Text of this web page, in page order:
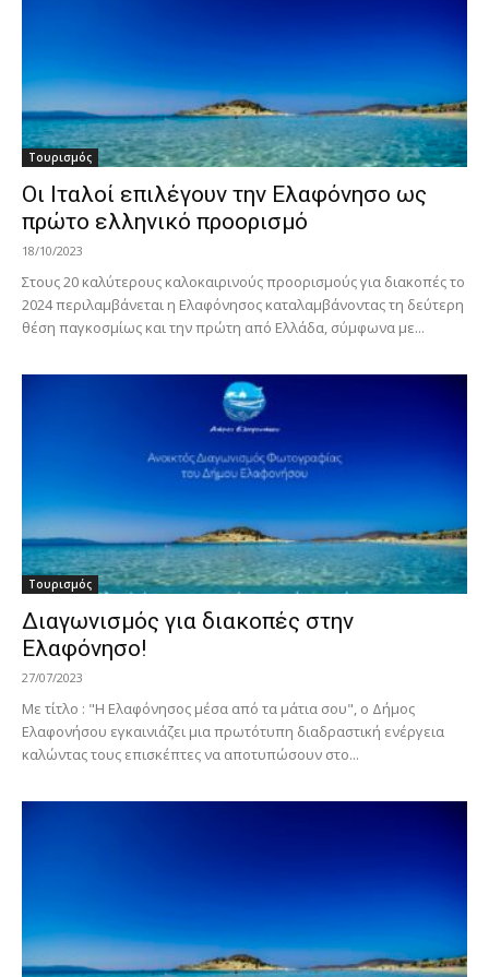
Τουρισμός
Οι Ιταλοί επιλέγουν την Ελαφόνησο ως
πρώτο ελληνικό προορισμό
18/10/2023
Στους 20 καλύτερους καλοκαιρινούς προορισμούς για διακοπές το
2024 περιλαμβάνεται η Ελαφόνησος καταλαμβάνοντας τη δεύτερη
θέση παγκοσμίως και την πρώτη από Ελλάδα, σύμφωνα με...
Τουρισμός
Διαγωνισμός για διακοπές στην
Ελαφόνησο!
27/07/2023
Με τίτλο : "Η Ελαφόνησος μέσα από τα μάτια σου", ο Δήμος
Ελαφονήσου εγκαινιάζει μια πρωτότυπη διαδραστική ενέργεια
καλώντας τους επισκέπτες να αποτυπώσουν στο...